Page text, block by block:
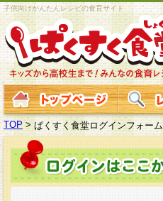
子供向けかんたんレシピの食育サイト
TOP > ぱくすく食堂ログインフォーム